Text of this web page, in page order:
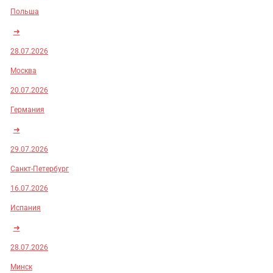
Польша
➜
28.07.2026
Москва
20.07.2026
Германия
➜
29.07.2026
Санкт-Петербург
16.07.2026
Испания
➜
28.07.2026
Минск